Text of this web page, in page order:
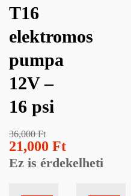
T16
elektromos
pumpa
12V –
16 psi
36,000Ft
21,000 Ft
Ez is érdekelheti